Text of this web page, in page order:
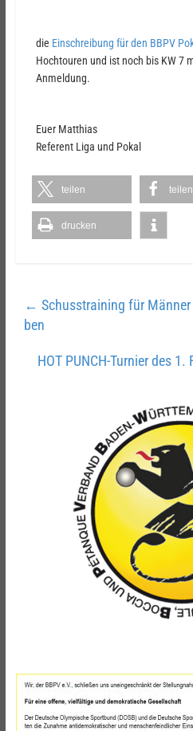
die Einschreibung für den BBPV
Hochtouren und ist noch bis KW 7
Anmeldung.
Euer Matthias
Referent Liga und Pokal
teilen teilen
drucken
← Schusstraining für
ben
HOT PUNCH-Turnier des